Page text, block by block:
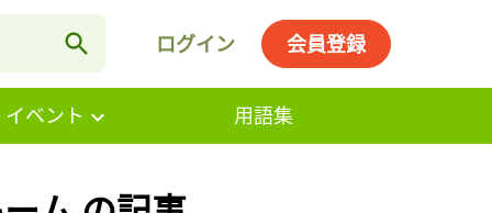
ログイン 会員登録
ベント 用語集